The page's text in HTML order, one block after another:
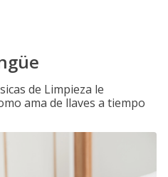
de Limpieza le
ama de llaves a tiempo